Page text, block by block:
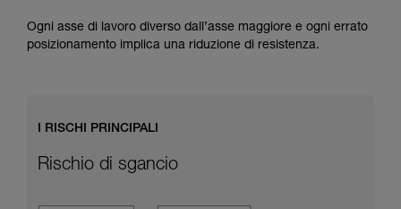
Ogni asse di lavoro diverso dall’asse maggiore e ogni errato
posizionamento implica una riduzione di resistenza.
I RISCHI PRINCIPALI
Rischio di sgancio